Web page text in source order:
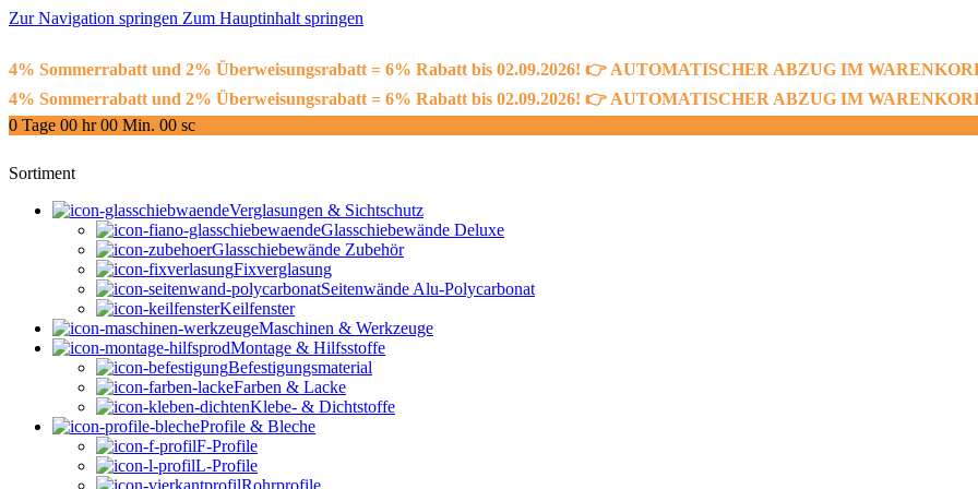
Zur Navigation springen Zum Hauptinhalt springen
4% Sommerrabatt und 2% Überweisungsrabatt = 6% Rabatt bis 02.09.2026! 👉 AUTOMATISCHER ABZUG IM
4% Sommerrabatt und 2% Überweisungsrabatt = 6% Rabatt bis 02.09.2026! 👉 AUTOMATISCHER ABZUG IM
0 Tage 00 hr00 Min. 00 sc
Sortiment
Verglasungen & Sichtschutz
Glasschiebewände Deluxe
Glasschiebewände Zubehör
Fixverglasung
Seitenwände Alu-Polycarbonat
Keilfenster
Maschinen & Werkzeuge
Montage & Hilfsstoffe
Befestigungsmaterial
Farben & Lacke
Klebe- & Dichtstoffe
Profile & Bleche
F-Profile
L-Profile
Rohrprofile